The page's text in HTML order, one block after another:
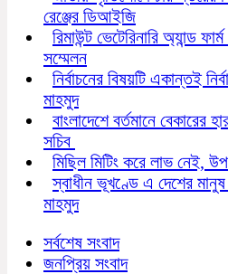
রেঞ্জের ডিআইজি
রিমাউন্ট ভেটেরিনারি অ্যান্ড
সম্মেলন
নির্বাচনের বিষয়টি একান্তই
মাহমুদ
বাংলাদেশে বর্তমানে
সচিব
মিছিল মিটিং করে লাভ নেই,
স্বাধীন ভূখণ্ডে এ দেশের
মাহমুদ
সর্বশেষ সংবাদ
জনপ্রিয় সংবাদ